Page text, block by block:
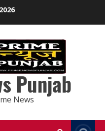
Punjab
News